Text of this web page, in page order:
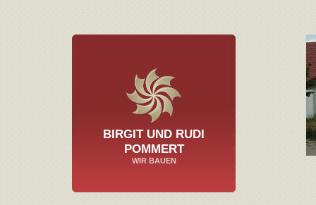
BIRGIT UND RUDI
POMMERT
WIR BAUEN